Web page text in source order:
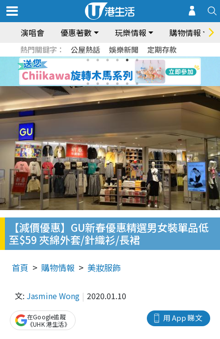
演唱會 優惠著數 玩樂情報 購物情報
熱門關鍵字： 公屋熱話 娛樂新聞 定期存款
【減價優惠】GU新春優惠精選男女裝單品低
至$59 夾綿外套/針織衫/長裙
首頁 購物情報 美妝服飾
文: Jasmine Wong 2020.01.10
用 App 睇文
在Google追蹤
《UHK 港生活》